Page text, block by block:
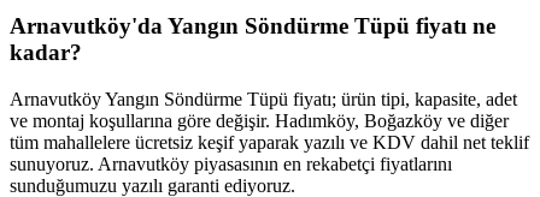
Arnavutköy'da Yangın Söndürme Tüpü fiyatı ne
kadar?
Arnavutköy Yangın Söndürme Tüpü fiyatı; ürün tipi, kapasite, adet
ve montaj koşullarına göre değişir. Hadımköy, Boğazköy ve diğer
tüm mahallelere ücretsiz keşif yaparak yazılı ve KDV dahil net teklif
sunuyoruz. Arnavutköy piyasasının en rekabetçi fiyatlarını
sunduğumuzu yazılı garanti ediyoruz.